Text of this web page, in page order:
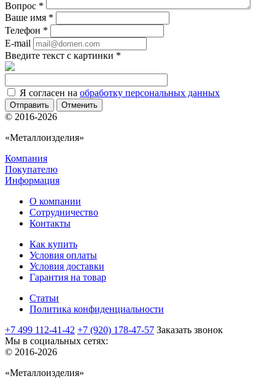
Вопрос *
Ваше имя *
Телефон *
E-mail
Введите текст с картинки *
Я согласен на обработку персональных данных
Отменить
© 2016-2026
«Металлоизделия»
Компания
Покупателю
Информация
О компании
Сотрудничество
Контакты
Как купить
Условия оплаты
Условия доставки
Гарантия на товар
Статьи
Политика конфиденциальности
+7 499 112-41-42 +7 (920) 178-47-57 Заказать звонок
Мы в социальных сетях:
© 2016-2026
«Металлоизделия»